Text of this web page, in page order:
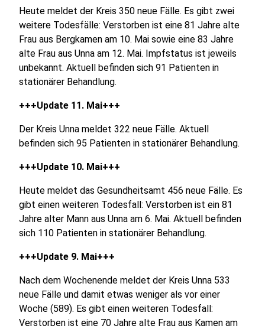
Heute meldet der Kreis 350 neue Fälle. Es gibt zwei
weitere Todesfälle: Verstorben ist eine 81 Jahre alte
Frau aus Bergkamen am 10. Mai sowie eine 83 Jahre
alte Frau aus Unna am 12. Mai. Impfstatus ist jeweils
unbekannt. Aktuell befinden sich 91 Patienten in
stationärer Behandlung.
+++Update 11. Mai+++
Der Kreis Unna meldet 322 neue Fälle. Aktuell
befinden sich 95 Patienten in stationärer Behandlung.
+++Update 10. Mai+++
Heute meldet das Gesundheitsamt 456 neue Fälle. Es
gibt einen weiteren Todesfall: Verstorben ist ein 81
Jahre alter Mann aus Unna am 6. Mai. Aktuell befinden
sich 110 Patienten in stationärer Behandlung.
+++Update 9. Mai+++
Nach dem Wochenende meldet der Kreis Unna 533
neue Fälle und damit etwas weniger als vor einer
Woche (589). Es gibt einen weiteren Todesfall:
Verstorben ist eine 70 Jahre alte Frau aus Kamen am